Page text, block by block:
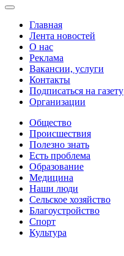
Главная
Лента новостей
О нас
Реклама
Вакансии, услуги
Контакты
Подписаться на газету
Организации
Общество
Происшествия
Полезно знать
Есть проблема
Образование
Медицина
Наши люди
Сельское хозяйство
Благоустройство
Спорт
Культура